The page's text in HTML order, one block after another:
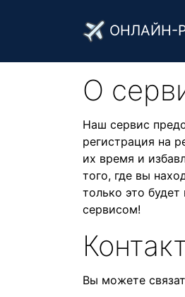
ОНЛАЙН-
О
Наш сервис
регистрация на
их время и
того, где вы
только это
сервисом!
Вы можете